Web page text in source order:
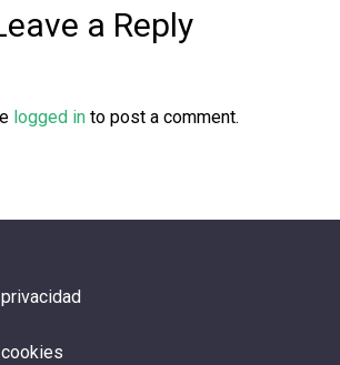
a Reply
logged in to post a comment.